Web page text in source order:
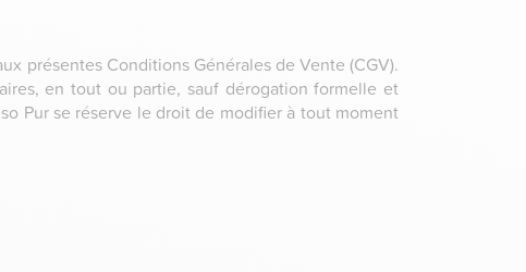
présentes Conditions Générales de Vente (CGV).
en tout ou partie, sauf dérogation formelle et
Pur se réserve le droit de modifier à tout moment